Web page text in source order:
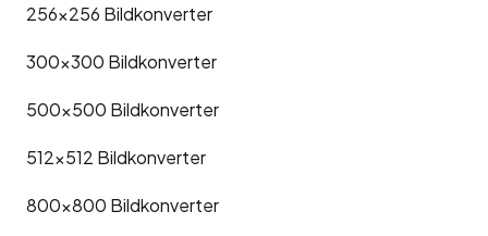
256x256 Bildkonverter
300x300 Bildkonverter
500x500 Bildkonverter
512x512 Bildkonverter
800x800 Bildkonverter